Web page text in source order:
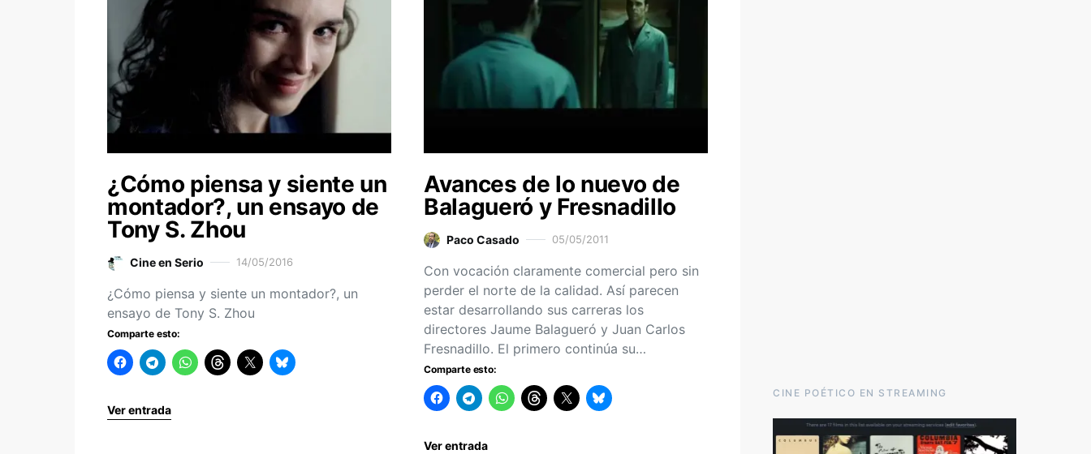
¿Cómo piensa y siente un
montador?, un ensayo de
Tony S. Zhou
Cine en Serio 14/05/2016
¿Cómo piensa y siente un montador?, un
ensayo de Tony S. Zhou
Comparte esto:
Ver entrada
Avances de lo nuevo de
Balagueró y Fresnadillo
Paco Casado 05/05/2011
Con vocación claramente comercial pero sin
perder el norte de la calidad. Así parecen
estar desarrollando sus carreras los
directores Jaume Balagueró y Juan Carlos
Fresnadillo. El primero continúa su…
Comparte esto:
Ver entrada
CINE POÉTICO EN STREAMING